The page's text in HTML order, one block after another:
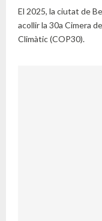
El 2025, la ciutat de
acollir la 30a Cimera
Climàtic (COP30).